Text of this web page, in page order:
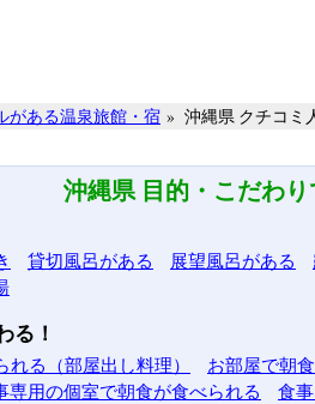
がある温泉旅館・宿 » 沖縄県 クチコミ
沖縄県 目的・こだわ
貸切風呂がある 展望風呂がある
る！
る（部屋出し料理） お部屋で朝
専用の個室で朝食が食べられる 食